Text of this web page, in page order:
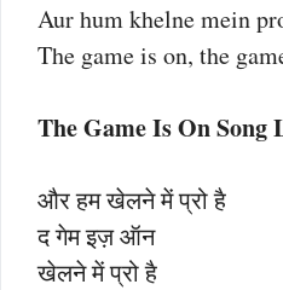
Aur hum khelne mein
The game is on, the
The Game Is On
और हम खेलने में प्रो है
द गेम इज़ ऑन
खेलने में प्रो है